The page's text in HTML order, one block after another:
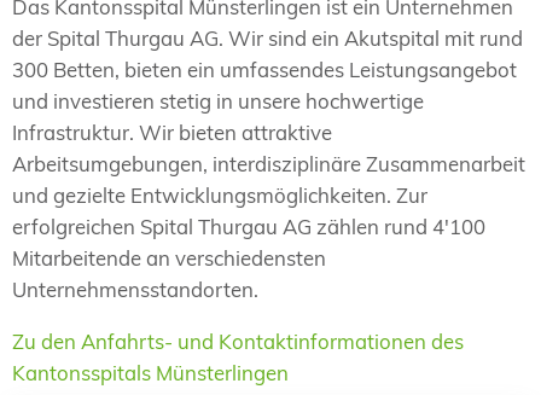
Das Kantonsspital Münsterlingen ist ein Unternehmen
der Spital Thurgau AG. Wir sind ein Akutspital mit rund
300 Betten, bieten ein umfassendes Leistungsangebot
und investieren stetig in unsere hochwertige
Infrastruktur. Wir bieten attraktive
Arbeitsumgebungen, interdisziplinäre Zusammenarbeit
und gezielte Entwicklungsmöglichkeiten. Zur
erfolgreichen Spital Thurgau AG zählen rund 4'100
Mitarbeitende an verschiedensten
Unternehmensstandorten.
Zu den Anfahrts- und Kontaktinformationen des
Kantonsspitals Münsterlingen